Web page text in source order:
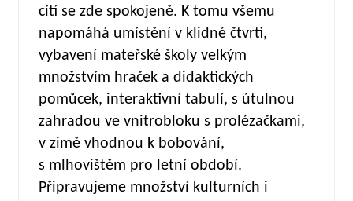
cítí se zde spokojeně. K tomu všemu
napomáhá umístění v klidné čtvrti,
vybavení mateřské školy velkým
množstvím hraček a didaktických
pomůcek, interaktivní tabulí, s útulnou
zahradou ve vnitrobloku s prolézačkami,
v zimě vhodnou k bobování,
s mlhovištěm pro letní období.
Připravujeme množství kulturních i